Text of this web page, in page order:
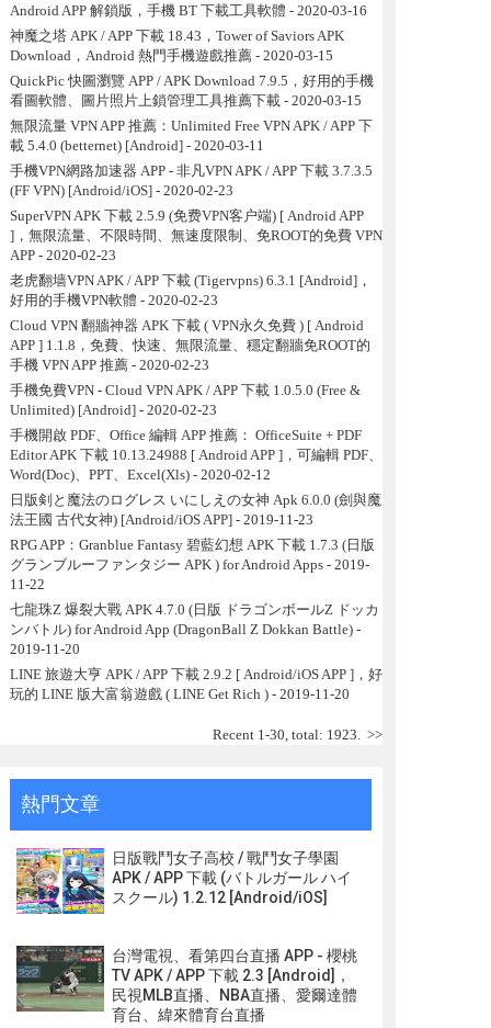
Android APP 解鎖版，手機 BT 下載工具軟體 - 2020-03-16
神魔之塔 APK / APP 下載 18.43，Tower of Saviors APK
Download，Android 熱門手機遊戲推薦- 2020-03-15
QuickPic 快圖瀏覽 APP / APK Download 7.9.5，好用的手機
看圖軟體、圖片照片上鎖管理工具推薦下載- 2020-03-15
無限流量 VPN APP 推薦：Unlimited Free VPN APK / APP 下
載 5.4.0 (betternet) [Android]- 2020-03-11
手機VPN網路加速器 APP - 非凡VPN APK / APP 下載 3.7.3.5
(FF VPN) [Android/iOS]- 2020-02-23
SuperVPN APK 下載 2.5.9 (免费VPN客户端) [ Android APP
]，無限流量、不限時間、無速度限制、免ROOT的免費 VPN
APP- 2020-02-23
老虎翻墙VPN APK / APP 下載 (Tigervpns) 6.3.1 [Android]，
好用的手機VPN軟體 - 2020-02-23
Cloud VPN 翻牆神器 APK 下載 ( VPN永久免費 ) [ Android
APP ] 1.1.8，免費、快速、無限流量、穩定翻牆免ROOT的
手機 VPN APP 推薦- 2020-02-23
手機免費VPN - Cloud VPN APK / APP 下載 1.0.5.0 (Free &
Unlimited) [Android]- 2020-02-23
手機開啟 PDF、Office 編輯 APP 推薦： OfficeSuite + PDF
Editor APK 下載 10.13.24988 [ Android APP ]，可編輯 PDF、
Word(Doc)、PPT、Excel(Xls)- 2020-02-12
日版剣と魔法のログレス いにしえの女神 Apk 6.0.0 (劍與魔
法王國 古代女神) [Android/iOS APP]- 2019-11-23
RPG APP：Granblue Fantasy 碧藍幻想 APK 下載 1.7.3 (日版
グランブルーファンタジー APK ) for Android Apps - 2019-
11-22
七龍珠Z 爆裂大戰 APK 4.7.0 (日版 ドラゴンボールZ ドッカ
ンバトル) for Android App (DragonBall Z Dokkan Battle)-
2019-11-20
LINE 旅遊大亨 APK / APP 下載 2.9.2 [ Android/iOS APP ]，好
玩的 LINE 版大富翁遊戲 ( LINE Get Rich )- 2019-11-20
Recent 1-30, total: 1923. >>
熱門文章
日版戰鬥女子高校 / 戰鬥女子學園
APK / APP 下載 (バトルガール ハイ
スクール) 1.2.12 [Android/iOS]
台灣電視、看第四台直播 APP - 櫻桃
TV APK / APP 下載 2.3 [Android]，
民視MLB直播、NBA直播、愛爾達體
育台、緯來體育台直播